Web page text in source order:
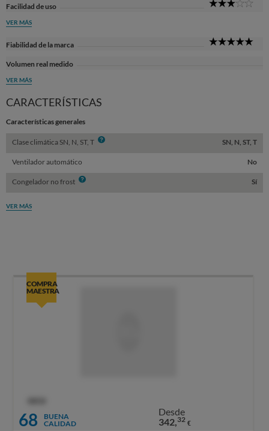
Facilidad de uso
VER MÁS
Fiabilidad de la marca
Volumen real medido
VER MÁS
CARACTERÍSTICAS
Características generales
Clase climática SN, N, ST, T Info SN, N, ST, T
Ventilador automático No
Congelador no frost Info Sí
VER MÁS
COMPRA
MAESTRA
68
BUENA
CALIDAD
Desde
342,32 €